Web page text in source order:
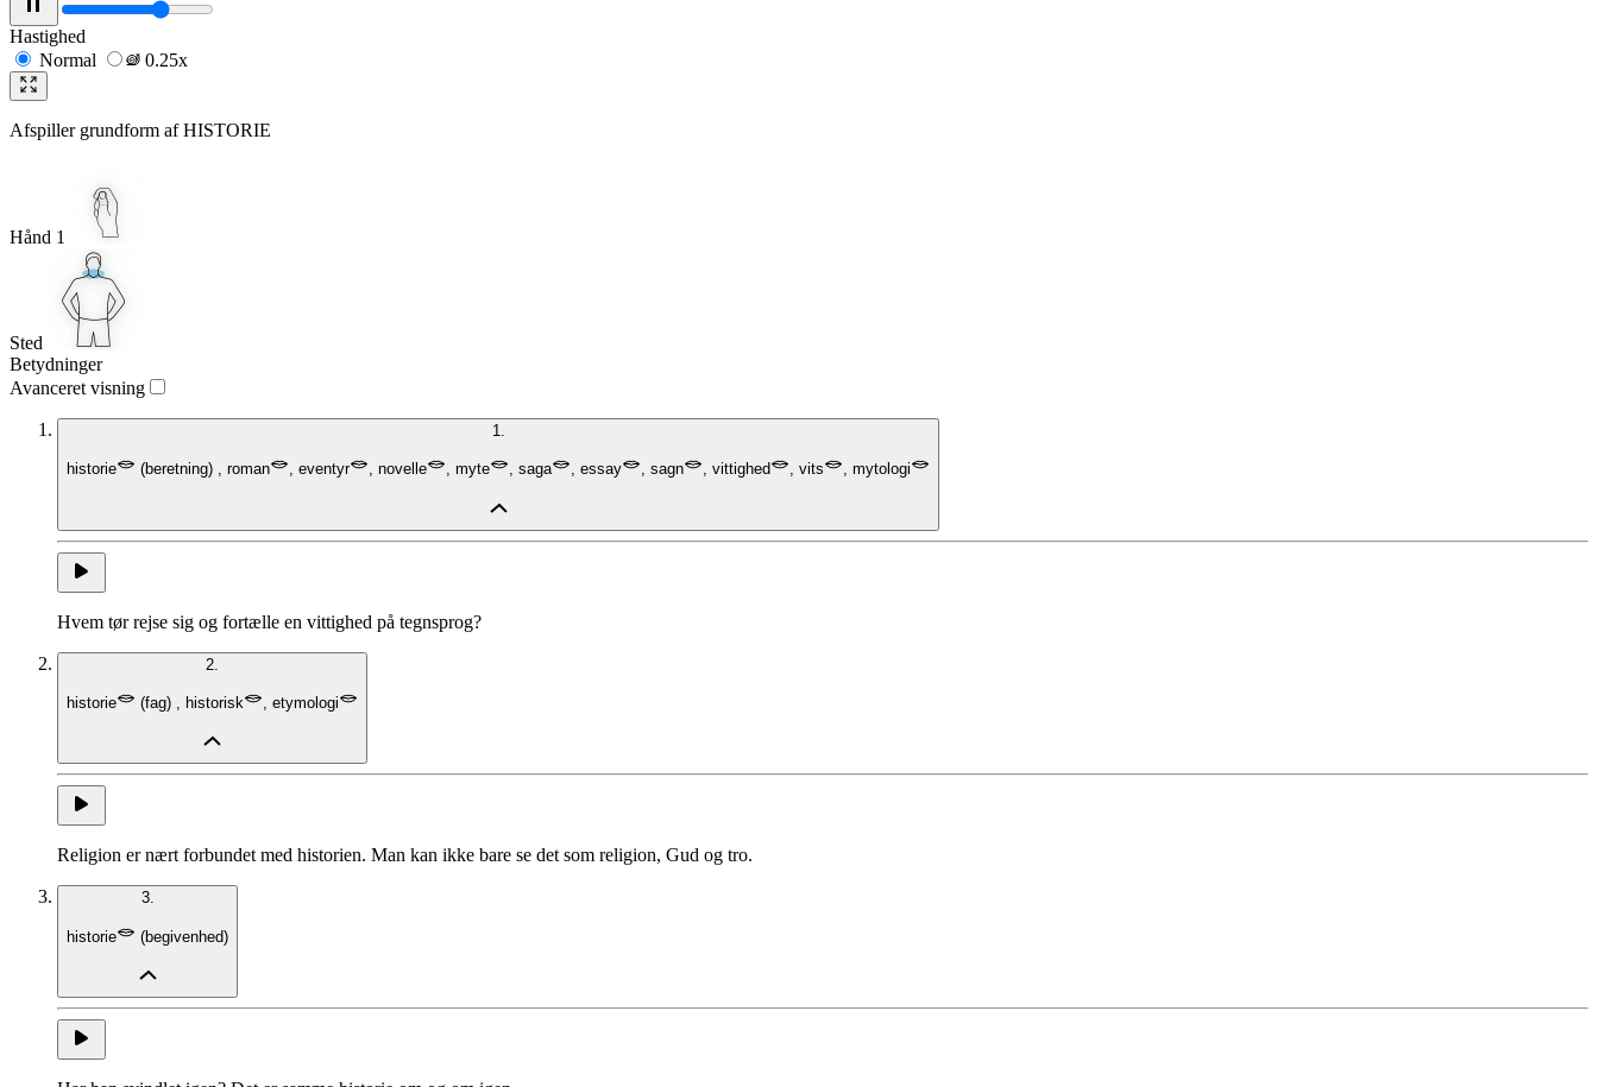
Hastighed
Normal
0.25x
Afspiller grundform afHISTORIE
Hånd 1
Sted
Betydninger
Avanceret visning
1.
historie (beretning) , roman , eventyr , novelle , myte , saga , essay , sagn , vittighed , vits , mytologi
Hvem tør rejse sig og fortælle en vittighed på tegnsprog?
2.
historie (fag) historisk etymologi
Religion er nært forbundet med historien. Man kan ikke bare se det som religion, Gud og tro.
3.
historie (begivenhed)